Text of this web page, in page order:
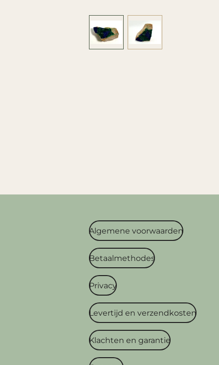
Algemene voorwaarden
Betaalmethodes
Privacy
Levertijd en verzendkosten
Klachten en garantie